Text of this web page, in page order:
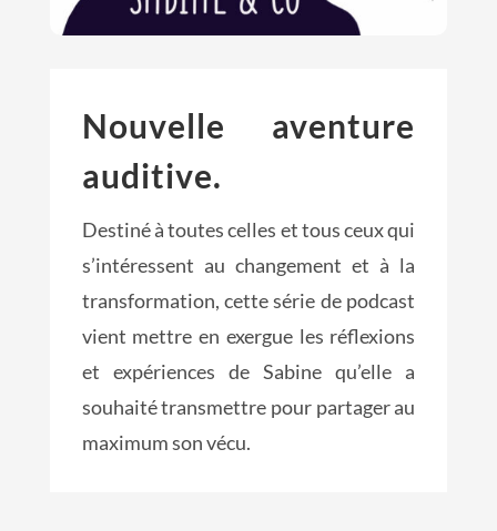
Nouvelle aventure
auditive.
Destiné à toutes celles et tous ceux qui
s’intéressent au changement et à la
transformation, cette série de podcast
vient mettre en exergue les réflexions
et expériences de Sabine qu’elle a
souhaité transmettre pour partager au
maximum son vécu.